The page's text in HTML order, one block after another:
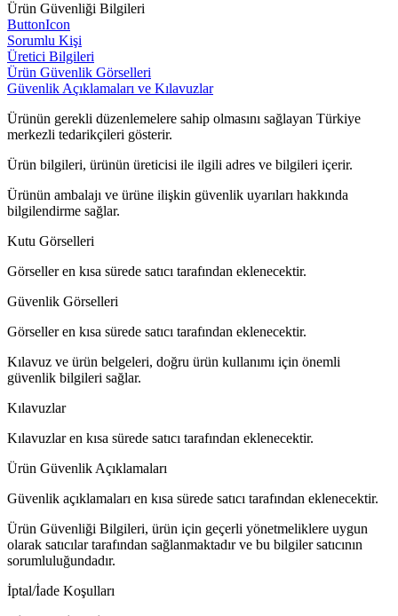
Ürün Güvenliği Bilgileri
ButtonIcon
Sorumlu Kişi
Üretici Bilgileri
Ürün Güvenlik Görselleri
Güvenlik Açıklamaları ve Kılavuzlar
Ürünün gerekli düzenlemelere sahip olmasını sağlayan Türkiye
merkezli tedarikçileri gösterir.
Ürün bilgileri, ürünün üreticisi ile ilgili adres ve bilgileri içerir.
Ürünün ambalajı ve ürüne ilişkin güvenlik uyarıları hakkında
bilgilendirme sağlar.
Kutu Görselleri
Görseller en kısa sürede satıcı tarafından eklenecektir.
Güvenlik Görselleri
Görseller en kısa sürede satıcı tarafından eklenecektir.
Kılavuz ve ürün belgeleri, doğru ürün kullanımı için önemli
güvenlik bilgileri sağlar.
Kılavuzlar
Kılavuzlar en kısa sürede satıcı tarafından eklenecektir.
Ürün Güvenlik Açıklamaları
Güvenlik açıklamaları en kısa sürede satıcı tarafından eklenecektir.
Ürün Güvenliği Bilgileri, ürün için geçerli yönetmeliklere uygun
olarak satıcılar tarafından sağlanmaktadır ve bu bilgiler satıcının
sorumluluğundadır.
İptal/İade Koşulları